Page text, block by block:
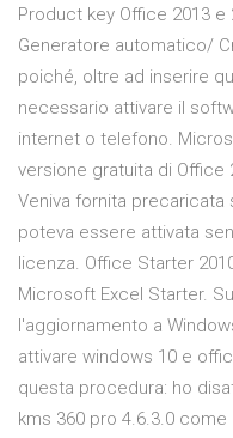
Product key Office 2013
Generatore automatico/
poiché, oltre ad inserire
necessario attivare il
internet o telefono.
versione gratuita di Office
Veniva fornita
poteva essere attivata
licenza. Office Starter
Microsoft Excel Starter.
l'aggiornamento a
attivare windows 10 e
questa procedura: ho
kms 360 pro 4.6.3.0